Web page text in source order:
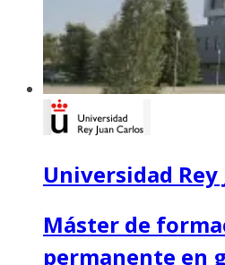
Universidad Rey
Máster de
permanente en